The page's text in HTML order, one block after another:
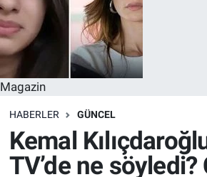
Magazin
HABERLER GÜNCEL
Kemal
TV’de ne söyledi?